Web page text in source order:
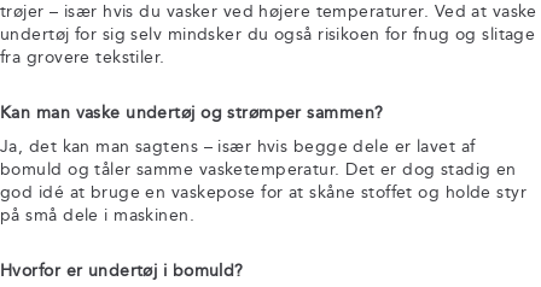
trøjer – især hvis du vasker ved højere temperaturer. Ved at vaske
undertøj for sig selv mindsker du også risikoen for fnug og slitage
fra grovere tekstiler.
Kan man vaske undertøj og strømper sammen?
Ja, det kan man sagtens – især hvis begge dele er lavet af
bomuld og tåler samme vasketemperatur. Det er dog stadig en
god idé at bruge en vaskepose for at skåne stoffet og holde styr
på små dele i maskinen.
Hvorfor er undertøj i bomuld?